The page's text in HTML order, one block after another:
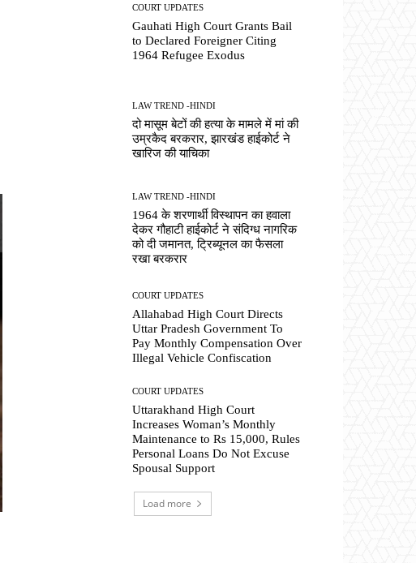
COURT UPDATES
Gauhati High Court Grants Bail
to Declared Foreigner Citing
1964 Refugee Exodus
LAW TREND -HINDI
दो मासूम बेटों की हत्या के मामले में मां की
उम्रकैद बरकरार, झारखंड हाईकोर्ट ने
खारिज की याचिका
LAW TREND -HINDI
1964 के शरणार्थी विस्थापन का हवाला
देकर गौहाटी हाईकोर्ट ने संदिग्ध नागरिक
को दी जमानत, ट्रिब्यूनल का फैसला
रखा बरकरार
COURT UPDATES
Allahabad High Court Directs
Uttar Pradesh Government To
Pay Monthly Compensation Over
Illegal Vehicle Confiscation
COURT UPDATES
Uttarakhand High Court
Increases Woman’s Monthly
Maintenance to Rs 15,000, Rules
Personal Loans Do Not Excuse
Spousal Support
Load more